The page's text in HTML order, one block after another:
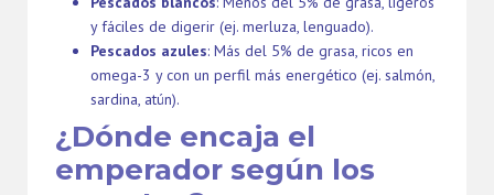
y fáciles de digerir (ej. merluza, lenguado).
Pescados azules: Más del 5% de grasa, ricos en
omega-3 y con un perfil más energético (ej. salmón,
sardina, atún).
¿Dónde encaja el
emperador según los